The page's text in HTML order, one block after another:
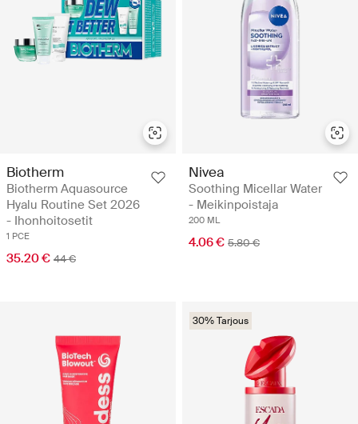
Biotherm
Biotherm Aquasource
Hyalu Routine Set 2026
- Ihonhoitosetit
1 PCE
35.20 € 44 €
Nivea
Soothing Micellar Water
- Meikinpoistaja
200 ML
4.06 € 5.80 €
30% Tarjous